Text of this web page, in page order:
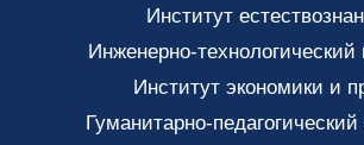
Институт
Инженерно-технологический
Институт экономики и
Гуманитарно-педагогический